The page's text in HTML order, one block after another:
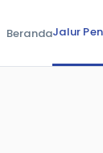
BerandaJalur